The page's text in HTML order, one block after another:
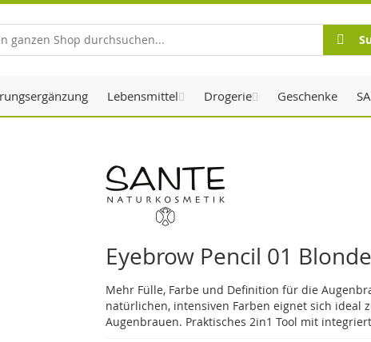
Suche
Lebensmittel Drogerie Geschenke
Eyebrow Pencil 01 Blonde
Mehr Fülle, Farbe und Definition für die
natürlichen, intensiven Farben eignet sich
Augenbrauen. Praktisches 2in1 Tool mit